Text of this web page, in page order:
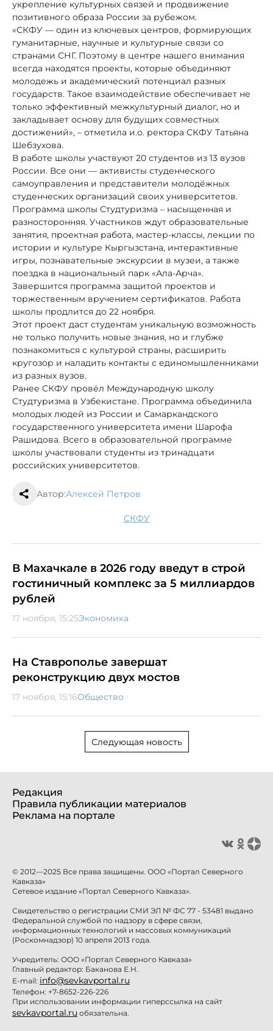
укрепление культурных связей и продвижение
позитивного образа России за рубежом.
«СКФУ — один из ключевых центров, формирующих
гуманитарные, научные и культурные связи со
странами СНГ. Поэтому в центре нашего внимания
всегда находятся проекты, которые объединяют
молодежь и академический потенциал разных
государств. Такое взаимодействие обеспечивает не
только эффективный межкультурный диалог, но и
закладывает основу для будущих совместных
достижений», – отметила и.о. ректора СКФУ Татьяна
Шебзухова.
В работе школы участвуют 20 студентов из 13 вузов
России. Все они — активисты студенческого
самоуправления и представители молодёжных
студенческих организаций своих университетов.
Программа школы Студтуризма – насыщенная и
разносторонняя. Участников ждут образовательные
занятия, проектная работа, мастер‑классы, лекции по
истории и культуре Кыргызстана, интерактивные
игры, познавательные экскурсии в музеи, а также
поездка в национальный парк «Ала-Арча».
Завершится программа защитой проектов и
торжественным вручением сертификатов. Работа
школы продлится до 22 ноября.
Этот проект даст студентам уникальную возможность
не только получить новые знания, но и глубже
познакомиться с культурой страны, расширить
кругозор и наладить контакты с единомышленниками
из разных вузов.
Ранее СКФУ провёл Международную школу
Студтуризма в Узбекистане. Программа объединила
молодых людей из России и Самаркандского
государственного университета имени Шарофа
Рашидова. Всего в образовательной программе
школы участвовали студенты из тринадцати
российских университетов.
Автор:Алексей Петров
СКФУ
В Махачкале в 2026 году введут в строй
гостиничный комплекс за 5 миллиардов
рублей
17 ноября, 15:25Экономика
На Ставрополье завершат
реконструкцию двух мостов
17 ноября, 15:16Общество
Следующая новость
Редакция
Правила публикации материалов
Реклама на портале
© 2012—2025 Все права защищены. ООО «Портал Северного
Кавказа»
Сетевое издание «Портал Северного Кавказа».
Свидетельство о регистрации СМИ ЭЛ № ФС 77 - 53481 выдано
Федеральной службой по надзору в сфере связи,
информационных технологий и массовых коммуникаций
(Роскомнадзор) 10 апреля 2013 года.
Учредитель: ООО «Портал Северного Кавказа»
Главный редактор: Баканова Е.Н.
E-mail: info@sevkavportal.ru
Телефон: +7-8652-226-226
При использовании информации гиперссылка на сайт
sevkavportal.ru обязательна.